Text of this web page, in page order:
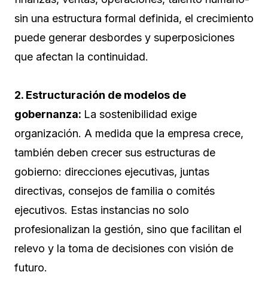
sin una estructura formal definida, el crecimiento
puede generar desbordes y superposiciones
que afectan la continuidad.
2. Estructuración de modelos de
gobernanza: La sostenibilidad exige
organización. A medida que la empresa crece,
también deben crecer sus estructuras de
gobierno: direcciones ejecutivas, juntas
directivas, consejos de familia o comités
ejecutivos. Estas instancias no solo
profesionalizan la gestión, sino que facilitan el
relevo y la toma de decisiones con visión de
futuro.